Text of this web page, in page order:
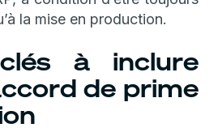
la mise en production.
à inclure
de prime